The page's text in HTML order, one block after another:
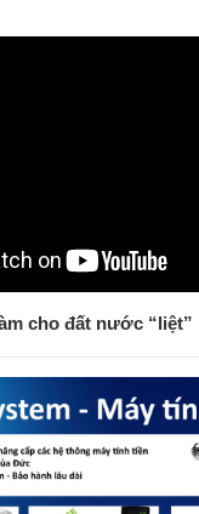
cho đất nước “liệt”